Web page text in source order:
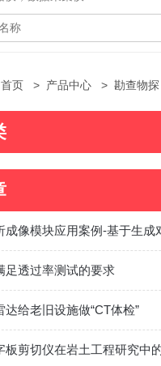
首页 > 产品中心 >勘查物探
足透过率测试的要求
达给老旧设施做“CT体检”
板剪切仪在岩土工程研究中